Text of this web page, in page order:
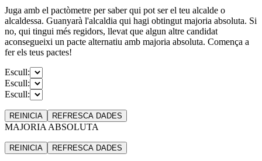
Juga amb el pactòmetre per saber qui pot ser el teu alcalde o
alcaldessa. Guanyarà l'alcaldia qui hagi obtingut majoria absoluta. Si
no, qui tingui més regidors, llevat que algun altre candidat
aconsegueixi un pacte alternatiu amb majoria absoluta. Comença a
fer els teus pactes!
Escull:
Escull:
Escull:
REINICIA REFRESCA DADES
MAJORIA ABSOLUTA
REINICIA REFRESCA DADES